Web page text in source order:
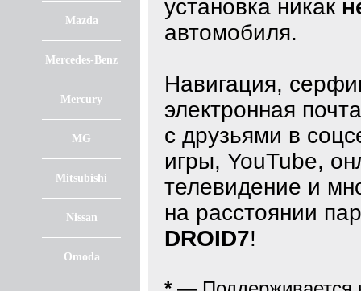
Mazda
Mercedes-Benz
Mercury
MG
Mitsubishi
Nissan
Omoda
установка никак
автомобиля.
Навигация,
электронная
с друзьями в
игры, YouTube,
телевидение и
на расстоянии
DROID7!